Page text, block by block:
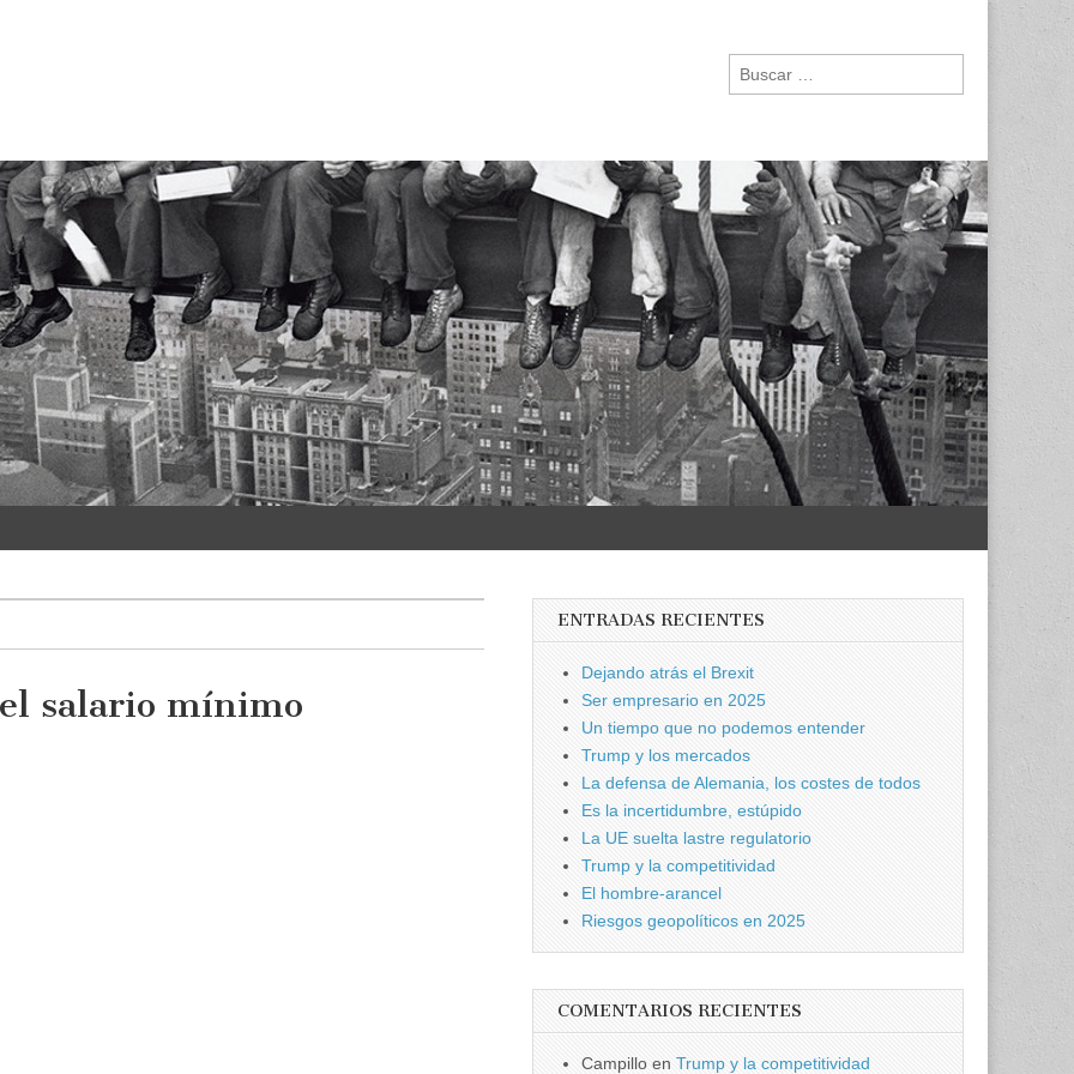
Buscar:
salario mínimo
ENTRADAS RECIENTES
Dejando atrás el Brexit
Ser empresario en 2025
Un tiempo que no podemos entender
Trump y los mercados
La defensa de Alemania, los costes de todos
Es la incertidumbre, estúpido
La UE suelta lastre regulatorio
Trump y la competitividad
El hombre-arancel
Riesgos geopolíticos en 2025
COMENTARIOS RECIENTES
Campillo enTrump y la competitividad